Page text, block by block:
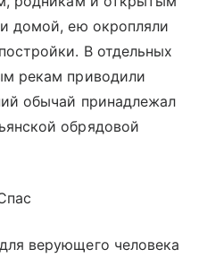
домой, ею окропляли
В отдельных
рекам приводили
обычай принадлежал
обрядовой
верующего человека